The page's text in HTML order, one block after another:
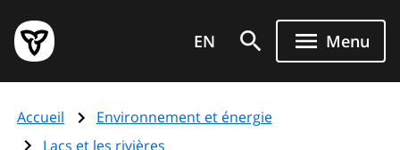
au
contenu
principal
Page
d'accueil
de
l'Ontario
EN Menu
Accueil
Environnement et énergie
Lacs et les rivières